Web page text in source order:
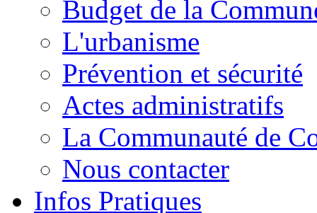
Budget de la
L'urbanisme
Prévention et sécurité
Actes administratifs
La Communauté de
Nous contacter
Infos Pratiques